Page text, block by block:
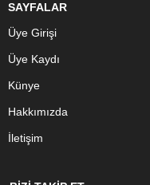
SAYFALAR
Üye Girişi
Üye Kaydı
Künye
Hakkımızda
İletişim